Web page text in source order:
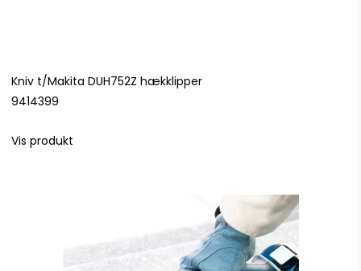
Kniv t/Makita DUH752Z hækklipper
9414399
Vis produkt